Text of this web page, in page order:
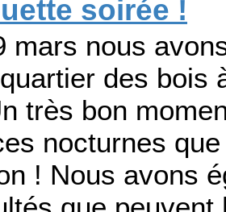
soirée !
mars nous
des bois
très bon
nocturnes
! Nous avons